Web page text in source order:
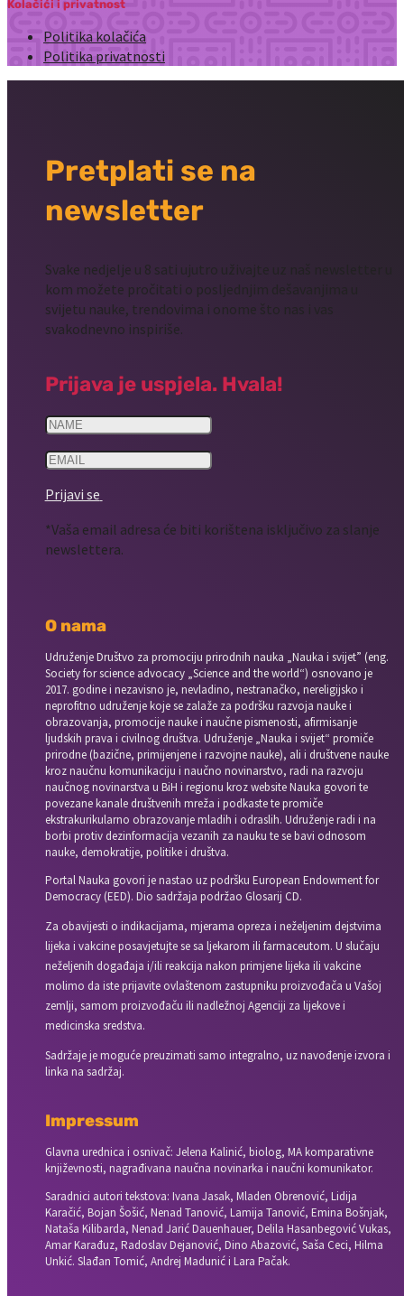
Kolačići i privatnost
Politika kolačića
Politika privatnosti
Pretplati se na
newsletter
Svake nedjelje u 8 sati ujutro uživajte uz naš newsletter u
kom možete pročitati o posljednjim dešavanjima u
svijetu nauke, trendovima i onome što nas i vas
svakodnevno inspiriše.
Prijava je uspjela. Hvala!
Prijavi se
*Vaša email adresa će biti korištena isključivo za slanje
newslettera.
O nama
Udruženje Društvo za promociju prirodnih nauka „Nauka i svijet” (eng.
Society for science advocacy „Science and the world“) osnovano je
2017. godine i nezavisno je, nevladino, nestranačko, nereligijsko i
neprofitno udruženje koje se zalaže za podršku razvoja nauke i
obrazovanja, promocije nauke i naučne pismenosti, afirmisanje
ljudskih prava i civilnog društva. Udruženje „Nauka i svijet“ promiče
prirodne (bazične, primijenjene i razvojne nauke), ali i društvene nauke
kroz naučnu komunikaciju i naučno novinarstvo, radi na razvoju
naučnog novinarstva u BiH i regionu kroz website Nauka govori te
povezane kanale društvenih mreža i podkaste te promiče
ekstrakurikularno obrazovanje mladih i odraslih. Udruženje radi i na
borbi protiv dezinformacija vezanih za nauku te se bavi odnosom
nauke, demokratije, politike i društva.
Portal Nauka govori je nastao uz podršku European Endowment for
Democracy (EED). Dio sadržaja podržao Glosarij CD.
Za obavijesti o indikacijama, mjerama opreza i neželjenim dejstvima
lijeka i vakcine posavjetujte se sa ljekarom ili farmaceutom. U slučaju
neželjenih događaja i/ili reakcija nakon primjene lijeka ili vakcine
molimo da iste prijavite ovlaštenom zastupniku proizvođača u Vašoj
zemlji, samom proizvođaču ili nadležnoj Agenciji za lijekove i
medicinska sredstva.
Sadržaje je moguće preuzimati samo integralno, uz navođenje izvora i
linka na sadržaj.
Impressum
Glavna urednica i osnivač: Jelena Kalinić, biolog, MA komparativne
književnosti, nagrađivana naučna novinarka i naučni komunikator.
Saradnici autori tekstova: Ivana Jasak, Mladen Obrenović, Lidija
Karačić, Bojan Šošić, Nenad Tanović, Lamija Tanović, Emina Bošnjak,
Nataša Kilibarda, Nenad Jarić Dauenhauer, Delila Hasanbegović Vukas,
Amar Karađuz, Radoslav Dejanović, Dino Abazović, Saša Ceci, Hilma
Unkić. Slađan Tomić, Andrej Madunić i Lara Pačak.